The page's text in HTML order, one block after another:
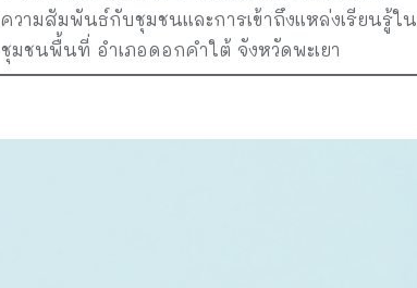
ความสัมพันธ์กับชุมชนและการเข้าถึงแหล่งเรียนรู้ใน
ชุมชนพื้นที่ อำเภอดอกคำใต้ จังหวัดพะเยา